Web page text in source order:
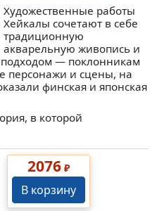
Художественные работы
Хейкалы сочетают в себе
традиционную
акварельную живопись и
— поклонникам
персонажи и сцены, на
финская и японская
в которой
2076₽
В корзину